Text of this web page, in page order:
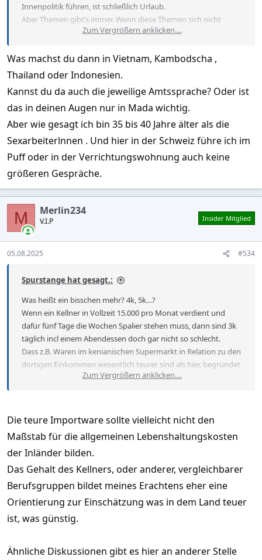
Innenpolitik führen, ist schließlich Urlaub.
Aber Themen gibt’s immer. Wenn diese Themen sich nicht
finden, stimmt ganz einfach die Chemie nicht.
Zum Vergrößern anklicken....
Was machst du dann in Vietnam, Kambodscha ,
Thailand oder Indonesien.
Kannst du da auch die jeweilige Amtssprache? Oder ist
das in deinen Augen nur in Mada wichtig.
Aber wie gesagt ich bin 35 bis 40 Jahre älter als die
Sexarbeiterlnnen . Und hier in der Schweiz führe ich im
Puff oder in der Verrichtungswohnung auch keine
größeren Gespräche.
M Merlin234
V.I.P Insider Mitglied
05.08.2025 #534
Spurstange hat gesagt.:
Was heißt ein bisschen mehr? 4k, 5k…?
Wenn ein Kellner in Vollzeit 15.000 pro Monat verdient und
dafür fünf Tage die Wochen Spalier stehen muss, dann sind 3k
täglich incl einem Abendessen doch gar nicht so schlecht.
Dass z.B. Waren im kenianischen Supermarkt in Relation zu den
dortigen Einkommen wesentlich teurer sind als hier, begründet
ja im Prinzip das Wohlstandsgefälle.
Die Mädels würden für 3k nicht mal 2 große Gläser Nutella zu je
750g kaufen können.
Zum Vergrößern anklicken....
Die teure Importware sollte vielleicht nicht den
Maßstab für die allgemeinen Lebenshaltungskosten
der Inländer bilden.
Das Gehalt des Kellners, oder anderer, vergleichbarer
Berufsgruppen bildet meines Erachtens eher eine
Orientierung zur Einschätzung was in dem Land teuer
ist, was günstig.
Ähnliche Diskussionen gibt es hier an anderer Stelle